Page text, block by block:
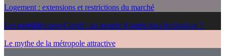
Logement : extensions et restrictions du marché
Les mobilités post-Covid : un monde d’après plus écologique ?
Le mythe de la métropole attractive